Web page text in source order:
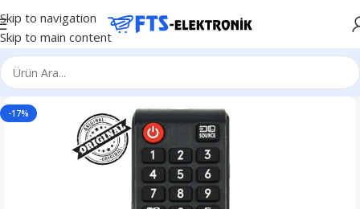
Skip to navigation
Skip to main content
-17%